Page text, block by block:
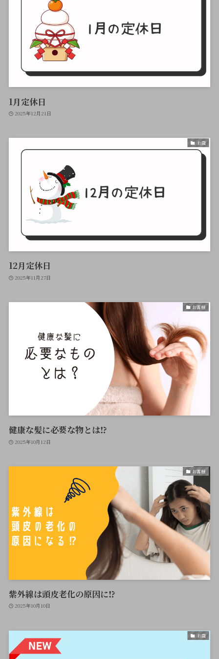
1月定休日
2025年12月21日
お店
12月定休日
2025年11月27日
お客様
健康な髪に必要な物とは⁉
2025年10月12日
お客様
紫外線は頭皮老化の原因に⁉
2025年10月10日
お店